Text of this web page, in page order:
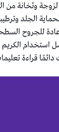
لزوجة وثخانة
الجلد
للجروح
الكريم
قراءة